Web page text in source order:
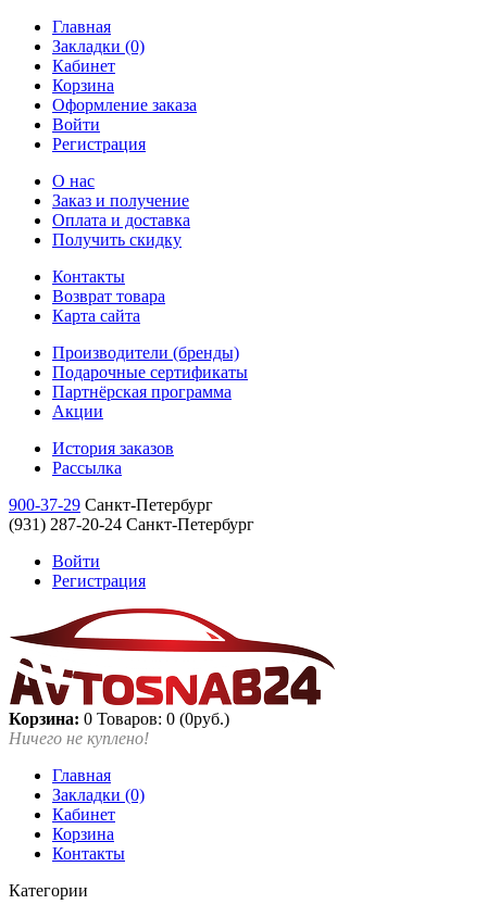
Главная
Закладки (0)
Кабинет
Корзина
Оформление заказа
Войти
Регистрация
О нас
Заказ и получение
Оплата и доставка
Получить скидку
Контакты
Возврат товара
Карта сайта
Производители (бренды)
Подарочные сертификаты
Партнёрская программа
Акции
История заказов
Рассылка
900-37-29 Санкт-Петербург
(931) 287-20-24 Санкт-Петербург
Войти
Регистрация
Корзина: 0 Товаров: 0 (0руб.)
Ничего не куплено!
Главная
Закладки (0)
Кабинет
Корзина
Контакты
Категории